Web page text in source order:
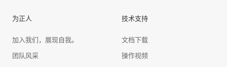
为正人
加入我们，展现自我。
团队风采
技术支持
文档下载
操作视频